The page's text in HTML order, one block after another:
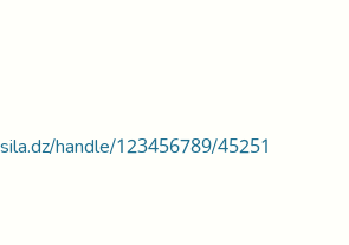
handle/123456789/45251